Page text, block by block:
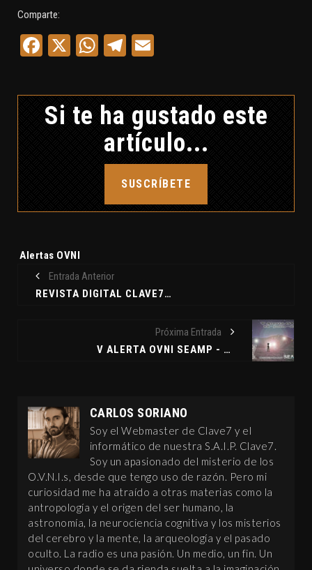
Comparte:
Facebook
X WhatsApp
Telegram
Si te ha gustado este
artículo...
SUSCRÍBETE
Etiquetas:
Alertas OVNI
Entrada Anterior
REVISTA DIGITAL CLAVE7 ¿COMO ENCONTRARLA?
Próxima Entrada
V ALERTA OVNI SEAMP - 16 DE JULIO DE 2011
CARLOS SORIANO
Soy el Webmaster de Clave7 y el
informático de nuestra S.A.I.P. Clave7.
Soy un apasionado del misterio de los
O.V.N.I.s, desde que tengo uso de razón. Pero mi
curiosidad me ha atraído a otras materias como la
antropología y el origen del ser humano, la
astronomía, la neurociencia cognitiva y los misterios
del cerebro y la mente, la arqueología y el pasado
oculto. La radio es una pasión. Un medio, un fin. Un